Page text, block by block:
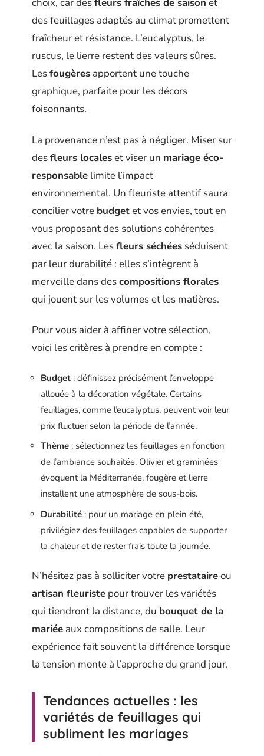
des feuillages adaptés au climat promettent
fraîcheur et résistance. L’eucalyptus, le
ruscus, le lierre restent des valeurs sûres.
Lesfougères apportent une touche
graphique, parfaite pour les décors
foisonnants.
La provenance n’est pas à négliger. Miser sur
desfleurs localeset viser un mariage éco-
responsable limite l’impact
environnemental. Un fleuriste attentif saura
concilier votre budgetet vos envies, tout en
vous proposant des solutions cohérentes
avec la saison. Lesfleurs séchées séduisent
par leur durabilité : elles s’intègrent à
merveille dans descompositions florales
qui jouent sur les volumes et les matières.
Pour vous aider à affiner votre sélection,
voici les critères à prendre en compte :
Budget : définissez précisément l’enveloppe
allouée à la décoration végétale. Certains
feuillages, comme l’eucalyptus, peuvent voir leur
prix fluctuer selon la période de l’année.
Thème : sélectionnez les feuillages en fonction
de l’ambiance souhaitée. Olivier et graminées
évoquent la Méditerranée, fougère et lierre
installent une atmosphère de sous-bois.
Durabilité : pour un mariage en plein été,
privilégiez des feuillages capables de supporter
la chaleur et de rester frais toute la journée.
N’hésitez pas à solliciter votre prestataireou
artisan fleuriste pour trouver les variétés
qui tiendront la distance, du bouquet de la
mariée aux compositions de salle. Leur
expérience fait souvent la différence lorsque
la tension monte à l’approche du grand jour.
Tendances actuelles : les
variétés de feuillages qui
subliment les mariages